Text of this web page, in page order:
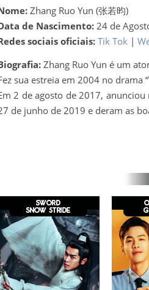
Zhang Ruo Yun (张若昀)
de Nascimento:24 de
sociais oficiais: Tik Tok|
Zhang Ruo Yun é um
sua estreia em 2004 no drama
2 de agosto de 2017,
de junho de 2019 e deram as